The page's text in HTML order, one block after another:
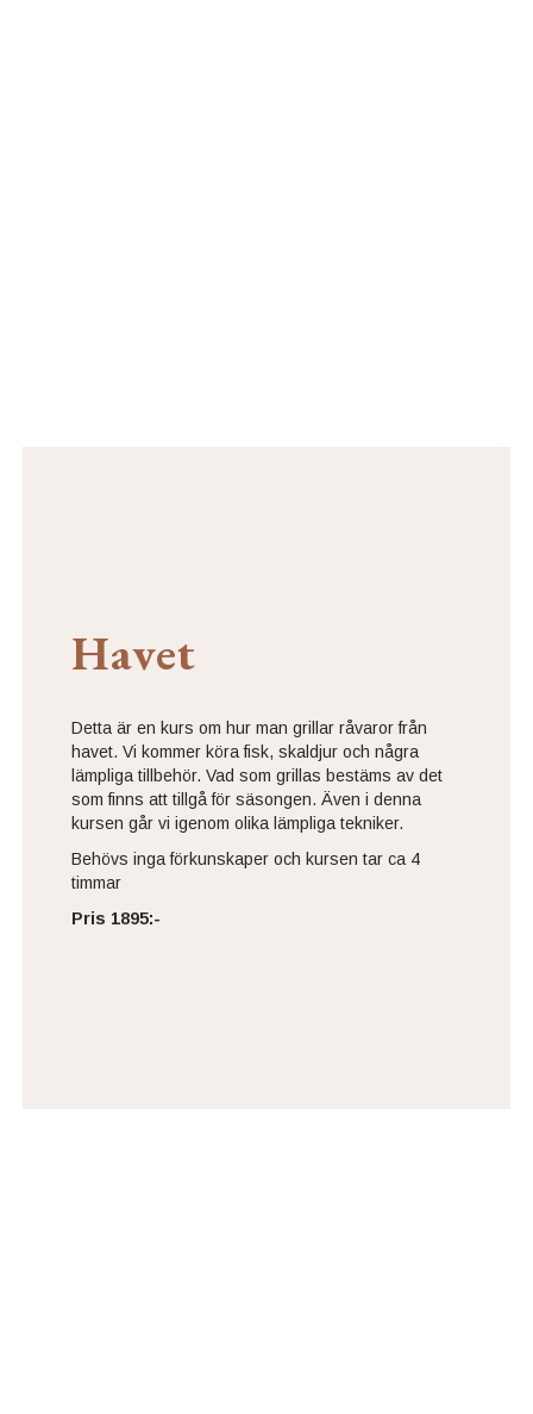
Havet
Detta är en kurs om hur man grillar råvaror från
havet. Vi kommer köra fisk, skaldjur och några
lämpliga tillbehör. Vad som grillas bestäms av det
som finns att tillgå för säsongen. Även i denna
kursen går vi igenom olika lämpliga tekniker.
Behövs inga förkunskaper och kursen tar ca 4
timmar
Pris 1895:-